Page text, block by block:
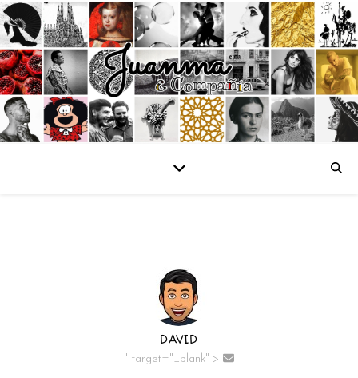
DAVID
" target="_blank" >